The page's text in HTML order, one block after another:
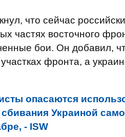
что сейчас
частях восточного
бои. Он добавил,
фронта, а
опасаются
Украиной
- ISW